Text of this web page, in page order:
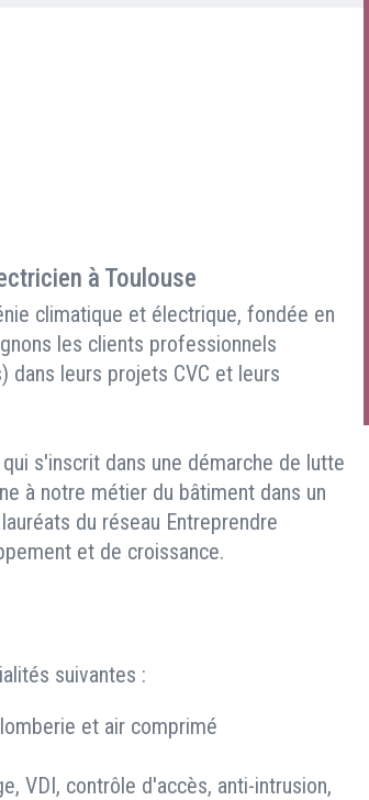
à Toulouse
climatique et électrique, fondée en
les clients professionnels
leurs projets CVC et leurs
s'inscrit dans une démarche de lutte
à notre métier du bâtiment dans un
du réseau Entreprendre
et de croissance.
suivantes :
et air comprimé
VDI, contrôle d'accès, anti-intrusion,